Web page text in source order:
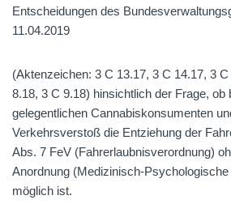
Entscheidungen des
11.04.2019
(Aktenzeichen: 3 C 13.17, 3 C 14.17, 3
8.18, 3 C 9.18) hinsichtlich der Frage, ob
gelegentlichen Cannabiskonsumenten
Verkehrsverstoß die Entziehung der
Abs. 7 FeV (Fahrerlaubnisverordnung)
Anordnung (Medizinisch-
möglich ist.